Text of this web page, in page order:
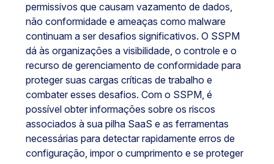
permissivos que causam vazamento de dados,
não conformidade e ameaças como malware
continuam a ser desafios significativos. O SSPM
dá às organizações a visibilidade, o controle e o
recurso de gerenciamento de conformidade para
proteger suas cargas críticas de trabalho e
combater esses desafios. Com o SSPM, é
possível obter informações sobre os riscos
associados à sua pilha SaaS e as ferramentas
necessárias para detectar rapidamente erros de
configuração, impor o cumprimento e se proteger